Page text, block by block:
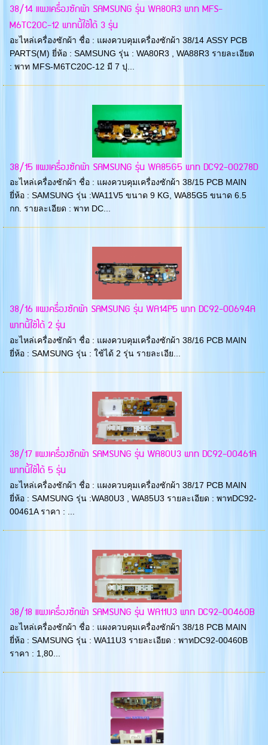
38/14 แผงเครื่องซักผ้า SAMSUNG รุ่น WA80R3 พาท MFS-
M6TC20C-12 พาทนี้ใช้ได้ 3 รุ่น
อะไหล่เครื่องซักผ้า ชื่อ : แผงควบคุมเครื่องซักผ้า 38/14 ASSY PCB
PARTS(M) ยี่ห้อ : SAMSUNG รุ่น : WA80R3 , WA88R3 รายละเอียด
: พาท MFS-M6TC20C-12 มี 7 ปุ...
38/15 แผงเครื่องซักผ้า SAMSUNG รุ่น WA85G5 พาท DC92-00278D
อะไหล่เครื่องซักผ้า ชื่อ : แผงควบคุมเครื่องซักผ้า 38/15 PCB MAIN
ยี่ห้อ : SAMSUNG รุ่น :WA11V5 ขนาด 9 KG, WA85G5 ขนาด 6.5
กก. รายละเอียด : พาท DC...
38/16 แผงครื่องซักผ้า SAMSUNG รุ่น WA14P5 พาท DC92-00694A
พาทนี้ใช้ได้ 2 รุ่น
อะไหล่เครื่องซักผ้า ชื่อ : แผงควบคุมเครื่องซักผ้า 38/16 PCB MAIN
ยี่ห้อ : SAMSUNG รุ่น : ใช้ได้ 2 รุ่น รายละเอีย...
38/17 แผงเครื่องซักผ้า SAMSUNG รุ่น WA80U3 พาท DC92-00461A
พาทนี้ใช้ได้ 5 รุ่น
อะไหล่เครื่องซักผ้า ชื่อ : แผงควบคุมเครื่องซักผ้า 38/17 PCB MAIN
ยี่ห้อ : SAMSUNG รุ่น :WA80U3 , WA85U3 รายละเอียด : พาทDC92-
00461A ราคา : ...
38/18 แผงเครื่องซักผ้า SAMSUNG รุ่น WA11U3 พาท DC92-00460B
อะไหล่เครื่องซักผ้า ชื่อ : แผงควบคุมเครื่องซักผ้า 38/18 PCB MAIN
ยี่ห้อ : SAMSUNG รุ่น : WA11U3 รายละเอียด : พาทDC92-00460B
ราคา : 1,80...